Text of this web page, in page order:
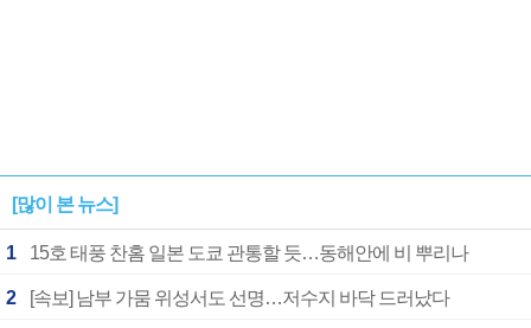
[많이 본 뉴스]
1 15호 태풍 찬홈 일본 도쿄 관통할 듯…동해안에 비 뿌리나
2 [속보] 남부 가뭄 위성서도 선명…저수지 바닥 드러났다